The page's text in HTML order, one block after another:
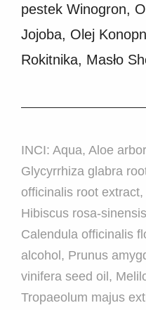
pestek Winogron,
Jojoba, Olej
Rokitnika, Masło
INCI: Aqua, Aloe
Glycyrrhiza glabra
officinalis root
Hibiscus rosa-
Calendula officinalis
alcohol, Prunus
vinifera seed oil,
Tropaeolum majus